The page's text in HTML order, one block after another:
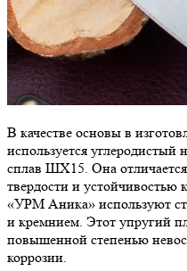
В качестве основы в
используется
сплав ШХ15. Она
твердости и устойчивостью
«УРМ Аника» используют
и кремнием. Этот упругий
повышенной степенью
коррозии.